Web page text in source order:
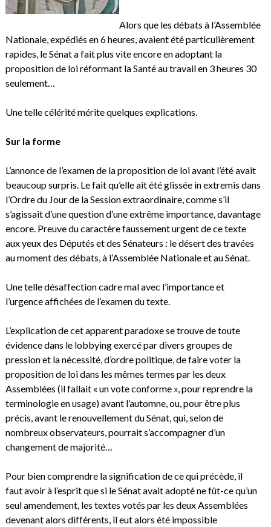
Alors que les débats à l’Assemblée
Nationale, expédiés en 6 heures, avaient été particulièrement
rapides, le Sénat a fait plus vite encore en adoptant la
proposition de loi réformant la Santé au travail en 3 heures 30
seulement…
Une telle célérité mérite quelques explications.
Sur la forme
L’annonce de l’examen de la proposition de loi avant l’été avait
beaucoup surpris. Le fait qu’elle ait été glissée in extremis dans
l’Ordre du Jour de la Session extraordinaire, comme s’il
s’agissait d’une question d’une extrême importance, davantage
encore. Preuve du caractère faussement urgent de ce texte
aux yeux des Députés et des Sénateurs : le désert des travées
au moment des débats, à l’Assemblée Nationale et au Sénat.
Une telle désaffection cadre mal avec l’importance et
l’urgence affichées de l’examen du texte.
L’explication de cet apparent paradoxe se trouve de toute
évidence dans le lobbying exercé par divers groupes de
pression et la nécessité, d’ordre politique, de faire voter la
proposition de loi dans les mêmes termes par les deux
Assemblées (il fallait « un vote conforme », pour reprendre la
terminologie en usage) avant l’automne, ou, pour être plus
précis, avant le renouvellement du Sénat, qui, selon de
nombreux observateurs, pourrait s’accompagner d’un
changement de majorité…
Pour bien comprendre la signification de ce qui précède, il
faut avoir à l’esprit que si le Sénat avait adopté ne fût-ce qu’un
seul amendement, les textes votés par les deux Assemblées
devenant alors différents, il eut alors été impossible